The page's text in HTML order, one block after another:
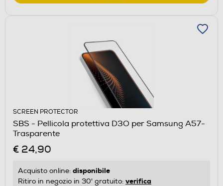
SCREEN PROTECTOR
SBS - Pellicola protettiva D3O per Samsung A57-
Trasparente
€ 24,90
Acquisto online: disponibile
Ritiro in negozio in 30' gratuito: verifica